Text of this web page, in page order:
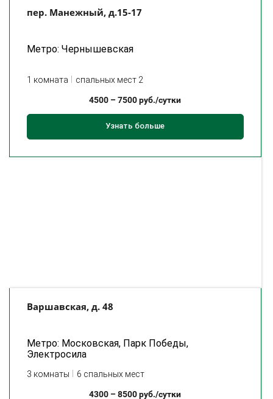
пер. Манежный, д.15-17
Метро: Чернышевская
1 комната спальных мест 2
4500 –7500руб./сутки
Узнать больше
Варшавская, д. 48
Метро: Московская, Парк Победы,
Электросила
3 комнаты 6 спальных мест
4300 –8500руб./сутки